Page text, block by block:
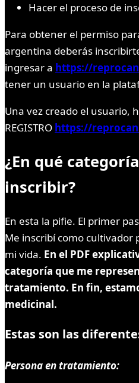
Hacer el proceso de
Para obtener el permiso
argentina deberás
ingresar a https://
tener un usuario en la
Una vez creado el usuario,
REGISTRO https://
¿En qué
inscribir?
En esta la pifie. El primer
Me inscribí como cultivador
mi vida. En el PDF
categoría que me
tratamiento. En fin,
medicinal.
Estas son las
Persona en tratamiento: